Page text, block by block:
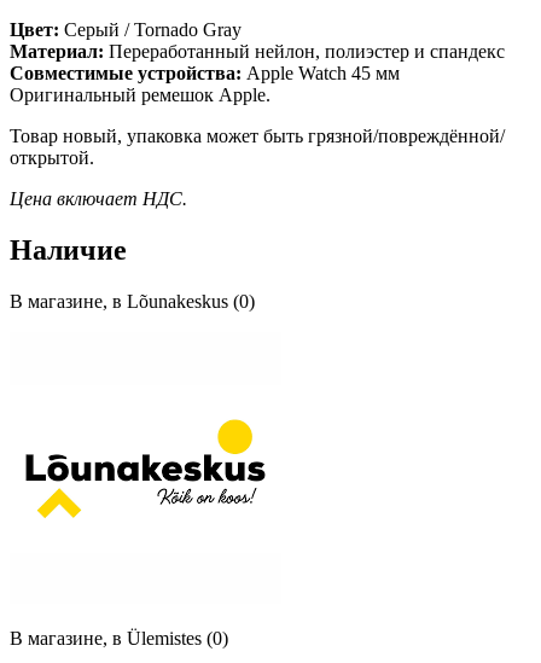
Цвет: Серый / Tornado Gray
Материал: Переработанный нейлон, полиэстер и спандекс
Совместимые устройства: Apple Watch 45 мм
Оригинальный ремешок Apple.
Товар новый, упаковка может быть грязной/повреждённой/
открытой.
Цена включает НДС.
Наличие
В магазине, в Lõunakeskus (0)
В магазине, в Ülemistes (0)